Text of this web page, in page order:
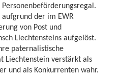
der im EWR
von Post und
Liechtensteins aufgelöst.
paternalistische
Liechtenstein verstärkt als
und als Konkurrenten wahr.